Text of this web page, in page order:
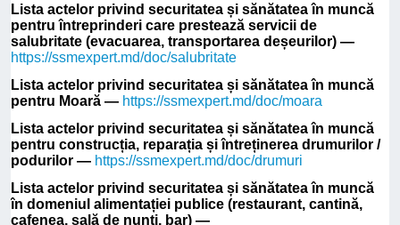
Lista actelor privind securitatea și sănătatea în muncă
pentru întreprinderi care prestează servicii de
salubritate (evacuarea, transportarea deșeurilor) —
https://ssmexpert.md/doc/salubritate
Lista actelor privind securitatea și sănătatea în muncă
pentru Moară — https://ssmexpert.md/doc/moara
Lista actelor privind securitatea și sănătatea în muncă
pentru construcția, reparația și întreținerea drumurilor /
podurilor — https://ssmexpert.md/doc/drumuri
Lista actelor privind securitatea și sănătatea în muncă
în domeniul alimentației publice (restaurant, cantină,
cafenea, sală de nunți, bar) —